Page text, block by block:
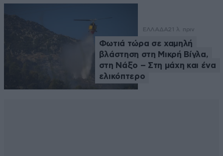
ΕΛΛΑΔΑ21 λ. πριν
Φωτιά τώρα σε χαμηλή
βλάστηση στη Μικρή Βίγλα,
στη Νάξο – Στη μάχη και ένα
ελικόπτερο